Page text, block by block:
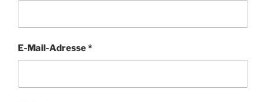
E-Mail-Adresse*